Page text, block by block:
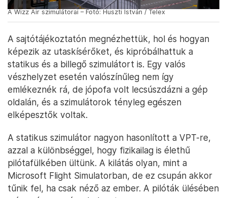
A Wizz Air szimulátorai – Fotó: Huszti István / Telex
A sajtótájékoztatón megnézhettük, hol és hogyan
képezik az utaskísérőket, és kipróbálhattuk a
statikus és a billegő szimulátort is. Egy valós
vészhelyzet esetén valószínűleg nem így
emlékeznék rá, de jópofa volt lecsúszdázni a gép
oldalán, és a szimulátorok tényleg egészen
elképesztők voltak.
A statikus szimulátor nagyon hasonlított a VPT-re,
azzal a különbséggel, hogy fizikailag is élethű
pilótafülkében ültünk. A kilátás olyan, mint a
Microsoft Flight Simulatorban, de ez csupán akkor
tűnik fel, ha csak néző az ember. A pilóták ülésében